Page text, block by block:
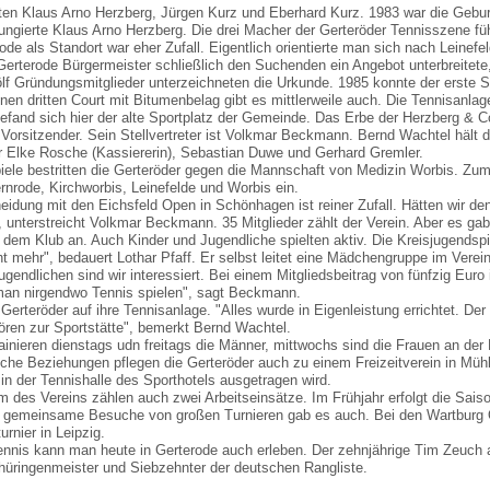
Klaus Arno Herzberg, Jürgen Kurz und Eberhard Kurz. 1983 war die
Klaus Arno Herzberg. Die drei Macher der Gerteröder Tennisszene
als Standort war eher Zufall. Eigentlich orientierte man sich nach
Bürgermeister schließlich den Suchenden ein Angebot
Gründungsmitglieder unterzeichneten die Urkunde. 1985 konnte der erste
dritten Court mit Bitumenbelag gibt es mittlerweile auch. Die
sich hier der alte Sportplatz der Gemeinde. Das Erbe der Herzberg &
Sein Stellvertreter ist Volkmar Beckmann. Bernd Wachtel hält
Elke Rosche (Kassiererin), Sebastian Duwe und Gerhard Gremler.
bestritten die Gerteröder gegen die Mannschaft von Medizin Worbis.
Kirchworbis, Leinefelde und Worbis ein.
mit den Eichsfeld Open in Schönhagen ist reiner Zufall. Hätten wir
unterstreicht Volkmar Beckmann. 35 Mitglieder zählt der Verein. Aber es
dem Klub an. Auch Kinder und Jugendliche spielten aktiv. Die
mehr", bedauert Lothar Pfaff. Er selbst leitet eine Mädchengruppe im
sind wir interessiert. Bei einem Mitgliedsbeitrag von fünfzig
nirgendwo Tennis spielen", sagt Beckmann.
auf ihre Tennisanlage. "Alles wurde in Eigenleistung errichtet.
zur Sportstätte", bemerkt Bernd Wachtel.
dienstags udn freitags die Männer, mittwochs sind die Frauen an
Beziehungen pflegen die Gerteröder auch zu einem Freizeitverein in
der Tennishalle des Sporthotels ausgetragen wird.
des Vereins zählen auch zwei Arbeitseinsätze. Im Frühjahr erfolgt die
Besuche von großen Turnieren gab es auch. Bei den
in Leipzig.
kann man heute in Gerterode auch erleben. Der zehnjährige Tim
und Siebzehnter der deutschen Rangliste.